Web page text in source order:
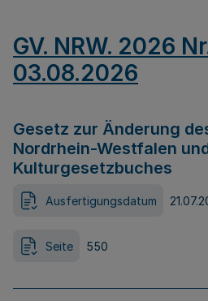
GV. NRW. 2026
03.08.2026
Gesetz zur Änderung
Nordrhein-Westfalen
Kulturgesetzbuches
Ausfertigungsdatum
Seite 550